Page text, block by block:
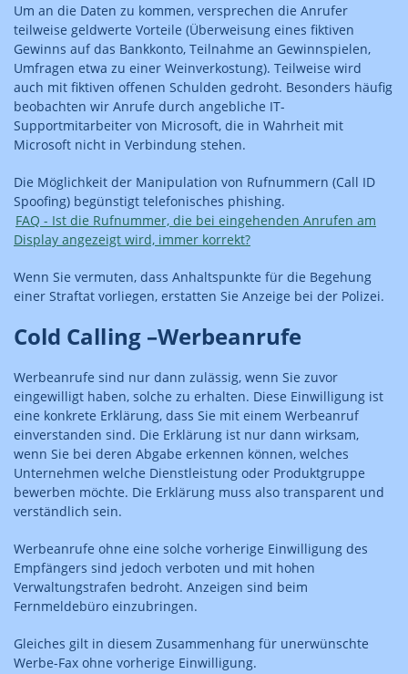
Um an die Daten zu kommen, versprechen die Anrufer
teilweise geldwerte Vorteile (Überweisung eines fiktiven
Gewinns auf das Bankkonto, Teilnahme an Gewinnspielen,
Umfragen etwa zu einer Weinverkostung). Teilweise wird
auch mit fiktiven offenen Schulden gedroht. Besonders häufig
beobachten wir Anrufe durch angebliche IT-
Supportmitarbeiter von Microsoft, die in Wahrheit mit
Microsoft nicht in Verbindung stehen.
Die Möglichkeit der Manipulation von Rufnummern (Call ID
Spoofing) begünstigt telefonisches phishing.
FAQ - Ist die Rufnummer, die bei eingehenden Anrufen am
Display angezeigt wird, immer korrekt?
Wenn Sie vermuten, dass Anhaltspunkte für die Begehung
einer Straftat vorliegen, erstatten Sie Anzeige bei der Polizei.
Cold Calling –Werbeanrufe
Werbeanrufe sind nur dann zulässig, wenn Sie zuvor
eingewilligt haben, solche zu erhalten. Diese Einwilligung ist
eine konkrete Erklärung, dass Sie mit einem Werbeanruf
einverstanden sind. Die Erklärung ist nur dann wirksam,
wenn Sie bei deren Abgabe erkennen können, welches
Unternehmen welche Dienstleistung oder Produktgruppe
bewerben möchte. Die Erklärung muss also transparent und
verständlich sein.
Werbeanrufe ohne eine solche vorherige Einwilligung des
Empfängers sind jedoch verboten und mit hohen
Verwaltungstrafen bedroht. Anzeigen sind beim
Fernmeldebüro einzubringen.
Gleiches gilt in diesem Zusammenhang für unerwünschte
Werbe-Fax ohne vorherige Einwilligung.